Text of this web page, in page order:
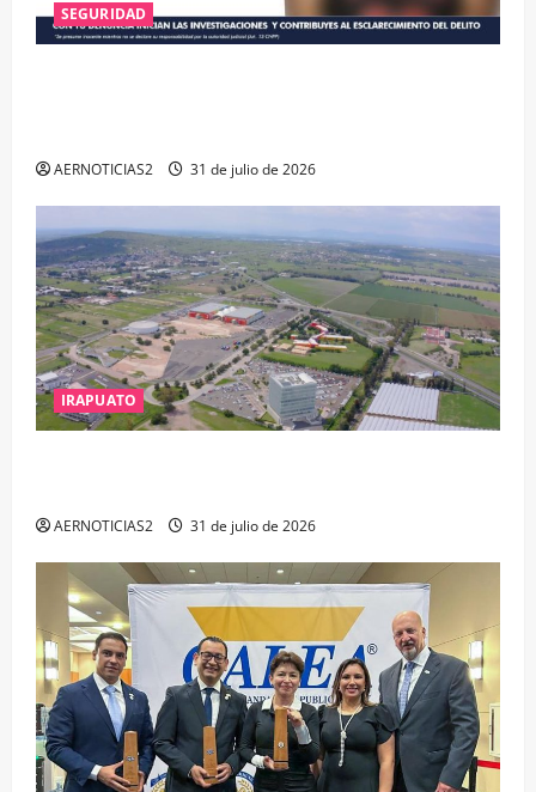
SEGURIDAD
AERNOTICIAS2 31 de julio de 2026
IRAPUATO
AERNOTICIAS2 31 de julio de 2026